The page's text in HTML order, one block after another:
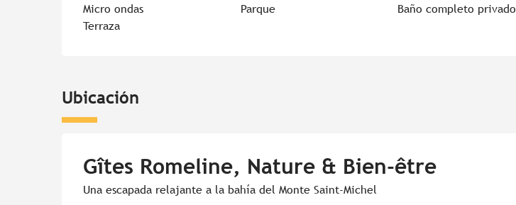
Micro ondas Parque
Baño completo privado
Terraza
Ubicación
Gîtes Romeline, Nature & Bien-être
Una escapada relajante a la bahía del Monte Saint-Michel